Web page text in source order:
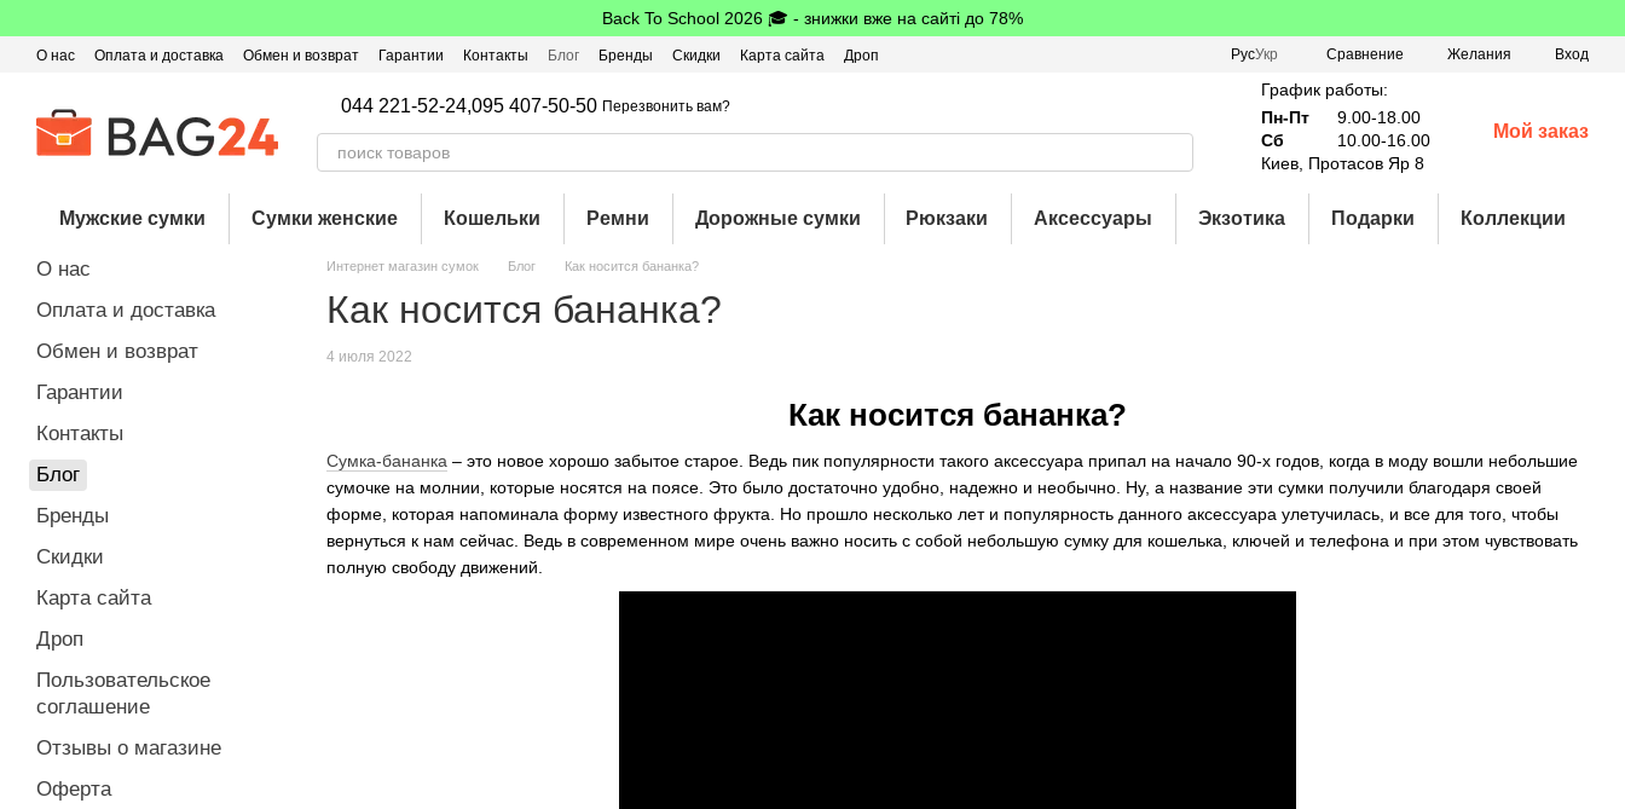
Back To School 2026 🎓 - знижки вже на сайті до 78%
О нас Оплата и доставка Обмен и возврат Гарантии Контакты Блог Бренды Скидки Карта сайта
Дроп
РусУкр Сравнение Желания Вход
044 221-52-24,095 407-50-50 Перезвонить вам?
График работы:
Пн-Пт
9.00-18.00
Сб
10.00-16.00
Киев, Протасов Яр 8
Мой заказ
Мужские сумки Сумки женские Кошельки Ремни Дорожные сумки Рюкзаки Аксессуары Экзотика Подарки Коллекции
Интернет магазин сумок Блог Как носится бананка?
Как носится бананка?
4 июля 2022
Как носится бананка?
Сумка-бананка – это новое хорошо забытое старое. Ведь пик популярности такого аксессуара припал на начало 90-х годов, когда в моду вошли небольшие
сумочке на молнии, которые носятся на поясе. Это было достаточно удобно, надежно и необычно. Ну, а название эти сумки получили благодаря своей
форме, которая напоминала форму известного фрукта. Но прошло несколько лет и популярность данного аксессуара улетучилась, и все для того, чтобы
вернуться к нам сейчас. Ведь в современном мире очень важно носить с собой небольшую сумку для кошелька, ключей и телефона и при этом чувствовать
полную свободу движений.
О нас
Оплата и доставка
Обмен и возврат
Гарантии
Контакты
Блог
Бренды
Скидки
Карта сайта
Дроп
Пользовательское
соглашение
Отзывы о магазине
Оферта